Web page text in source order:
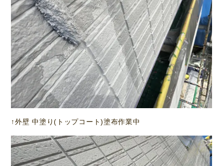
↑外壁 中塗り(トップコート)塗布作業中